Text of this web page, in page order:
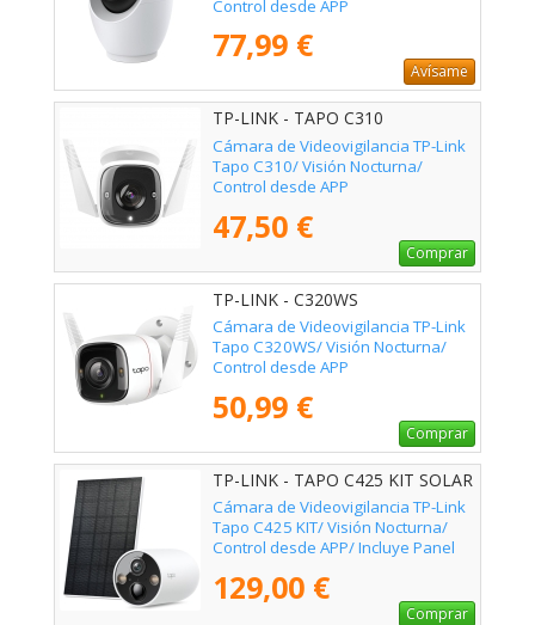
Control desde APP
77,99 €
Avísame
TP-LINK - TAPO C310
Cámara de Videovigilancia TP-Link
Tapo C310/ Visión Nocturna/
Control desde APP
47,50 €
Comprar
TP-LINK - C320WS
Cámara de Videovigilancia TP-Link
Tapo C320WS/ Visión Nocturna/
Control desde APP
50,99 €
Comprar
TP-LINK - TAPO C425 KIT SOLAR
Cámara de Videovigilancia TP-Link
Tapo C425 KIT/ Visión Nocturna/
Control desde APP/ Incluye Panel
129,00 €
Comprar